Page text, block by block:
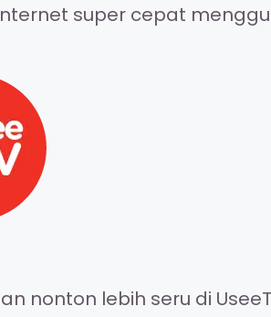
super cepat
nonton lebih seru di